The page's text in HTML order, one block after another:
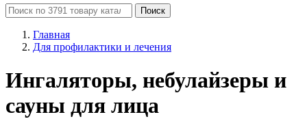
Поиск
Главная
Для профилактики и лечения
Ингаляторы, небулайзеры и
сауны для лица